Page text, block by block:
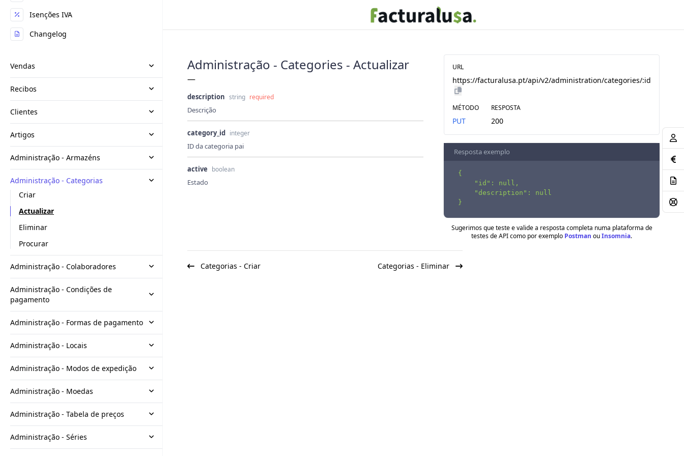
Isenções IVA
Changelog
Vendas
Recibos
Clientes
Artigos
Administração - Armazéns
Administração - Categorias
Criar
Actualizar
Eliminar
Procurar
Administração - Colaboradores
Administração - Condições de
pagamento
Administração - Formas de pagamento
Administração - Locais
Administração - Modos de expedição
Administração - Moedas
Administração - Tabela de preços
Administração - Séries
Administração - Categories - Actualizar
—
description string required
Descrição
category_id integer
ID da categoria pai
active boolean
Estado
URL
https://facturalusa.pt/api/v2/administration/categories/:id
MÉTODO
PUT
RESPOSTA
200
Resposta exemplo
{
    "id": null,
    "description": null
}
Sugerimos que teste e valide a resposta completa numa plataforma de
testes de API como por exemplo Postman ouInsomnia.
Categorias - Criar Categorias - Eliminar